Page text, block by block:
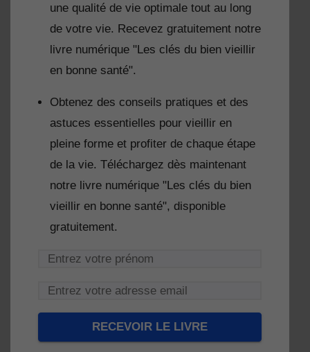
une qualité de vie optimale tout au long
de votre vie. Recevez gratuitement notre
livre numérique "Les clés du bien vieillir
en bonne santé".
Obtenez des conseils pratiques et des
astuces essentielles pour vieillir en
pleine forme et profiter de chaque étape
de la vie. Téléchargez dès maintenant
notre livre numérique "Les clés du bien
vieillir en bonne santé", disponible
gratuitement.